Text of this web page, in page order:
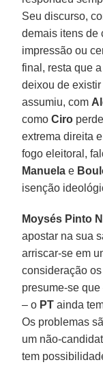
Seu discurso,
demais itens de
impressão ou
final, resta que
deixou de
assumiu, com
comoCiro
extrema direita
fogo eleitoral,
Manuela e
isenção
Moysés Pinto
apostar na sua
arriscar-se em
consideração
presume-se
– o PT ainda
Os problemas
um não-
tem